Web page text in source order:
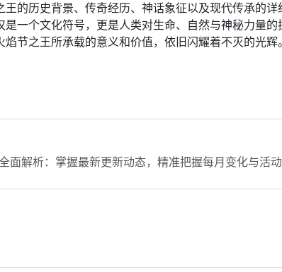
王的历史背景、传奇经历、神话象征以及现代传承的
是一个文化符号，更是人类对生命、自然与神秘力量
节之王所承载的意义和价值，依旧闪耀着不灭的光辉。
面解析：掌握最新更新动态，精准把握每月变化与活